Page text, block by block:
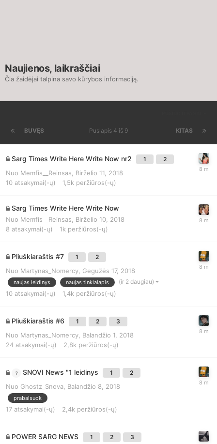
Naujienos, laikraščiai
Čia žaidėjai talpina savo kūrybos informaciją.
BUVĘS KITAS
Puslapis 4 iš 9
Sarg Times Write Here Write Now nr2 1 2
Nuo Memfis__Reinsas
Birželio 11, 2018
10 atsakymai(-ų) 1,5k peržiūros(-ų)
Sarg Times Write Here Write Now
Nuo Memfis__Reinsas
Birželio 10, 2018
8 atsakymai(-ų) 1k peržiūros(-ų)
Pliuškiaraštis #7 1 2
Nuo Martynas_Nomercy Gegužės 17, 2018
naujas leidinys naujas tinklalapis (ir 2 daugiau)
10 atsakymai(-ų) 1,4k peržiūros(-ų)
Pliuškiaraštis #6 1 2 3
Nuo Martynas_Nomercy Balandžio 1, 2018
24 atsakymai(-ų) 2,8k peržiūros(-ų)
SNOVI News "1 leidinys 1 2
Nuo Ghostz_Snova Balandžio 8, 2018
prabalsuok
17 atsakymai(-ų) 2,4k peržiūros(-ų)
POWER SARG NEWS 1 2 3